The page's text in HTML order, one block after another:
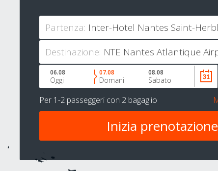
Partenza:
Destinazione:
06.08
Oggi
07.08
Domani
08.08
Sabato
Per 1-2 passeggeri con 2 bagaglio